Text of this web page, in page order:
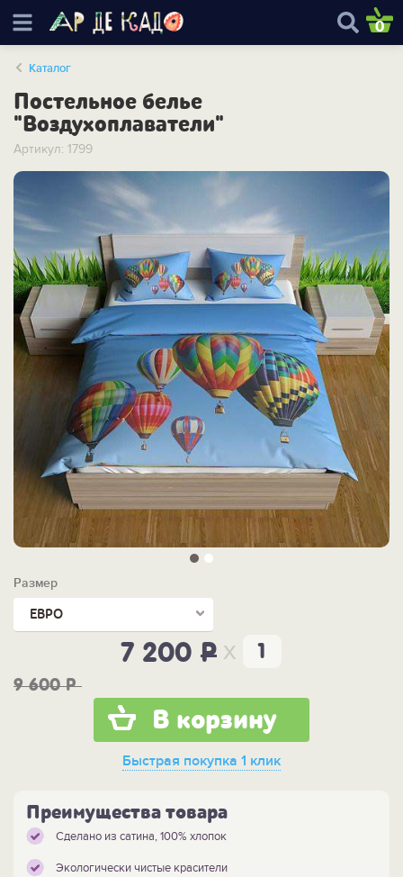
0
Каталог
Постельное белье
"Воздухоплаватели"
Артикул: 1799
Размер
ЕВРО
7 200 P x
9 600P
В корзину
Быстрая покупка 1 клик
Преимущества товара
Сделано из сатина, 100% хлопок
Экологически чистые красители